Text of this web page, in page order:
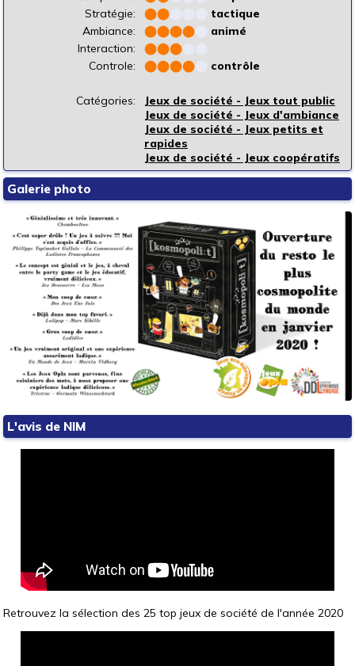
Stratégie:
⬤⬤
tactique
Ambiance:
⬤⬤⬤⬤
animé
Interaction:
⬤⬤⬤
Controle:
⬤⬤⬤⬤ contrôle
Catégories:
Jeux de société - Jeux tout public
Jeux de société - Jeux d'ambiance
Jeux de société - Jeux petits et
rapides
Jeux de société - Jeux coopératifs
Galerie photo
L'avis de NIM
Retrouvez la sélection des 25 top jeux de société de l'année 2020